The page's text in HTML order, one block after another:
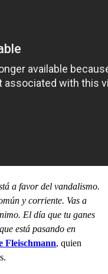
a favor del vandalismo.
y corriente. Vas a
El día que tu ganes
está pasando en
Fleischmann, quien